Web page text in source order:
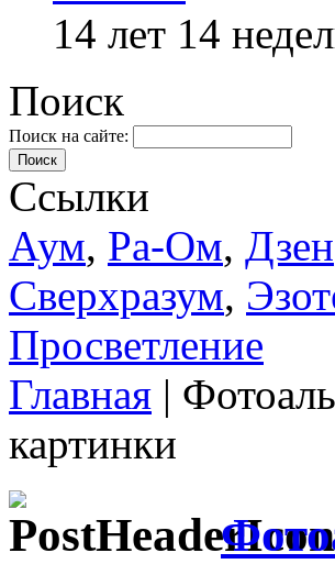
14 лет 14
Поиск
Поиск на сайте:
Поиск
Ссылки
Аум, Ра-Ом, Дзен
Сверхразум,
Просветление
Главная |
картинки